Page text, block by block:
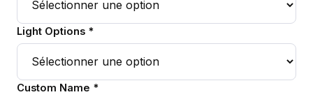
Light Options *
Custom Name *